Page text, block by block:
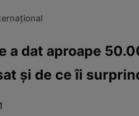
a dat aproape
și de ce îi